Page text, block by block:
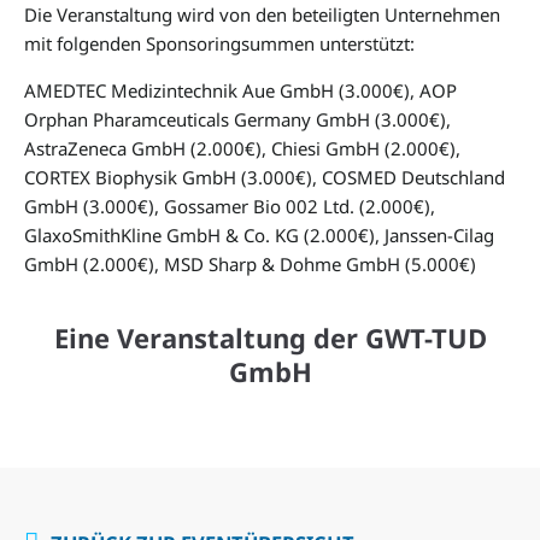
GmbH & Co. KG
Die Veranstaltung wird von den beteiligten Unternehmen
mit folgenden Sponsoringsummen unterstützt:
AMEDTEC Medizintechnik Aue GmbH (3.000€), AOP
Orphan Pharamceuticals Germany GmbH (3.000€),
AstraZeneca GmbH (2.000€), Chiesi GmbH (2.000€),
CORTEX Biophysik GmbH (3.000€), COSMED Deutschland
GmbH (3.000€), Gossamer Bio 002 Ltd. (2.000€),
GlaxoSmithKline GmbH & Co. KG (2.000€), Janssen-Cilag
GmbH (2.000€), MSD Sharp & Dohme GmbH (5.000€)
Eine Veranstaltung der GWT-TUD
GmbH